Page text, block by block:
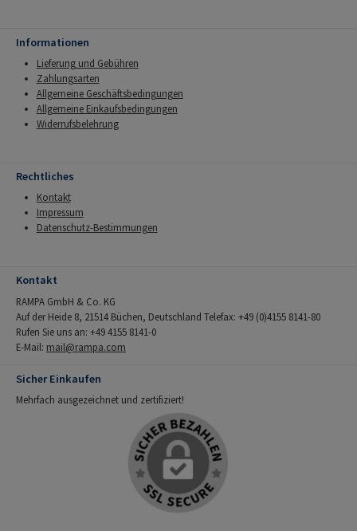
Informationen
Lieferung und Gebühren
Zahlungsarten
Allgemeine Geschäftsbedingungen
Allgemeine Einkaufsbedingungen
Widerrufsbelehrung
Rechtliches
Kontakt
Impressum
Datenschutz-Bestimmungen
Kontakt
RAMPA GmbH & Co. KG
Auf der Heide 8, 21514 Büchen, Deutschland Telefax: +49 (0)4155 8141-80
Rufen Sie uns an: +49 4155 8141-0
E-Mail: mail@rampa.com
Sicher Einkaufen
Mehrfach ausgezeichnet und zertifiziert!